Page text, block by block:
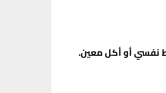
نفسي أو أكل معين.